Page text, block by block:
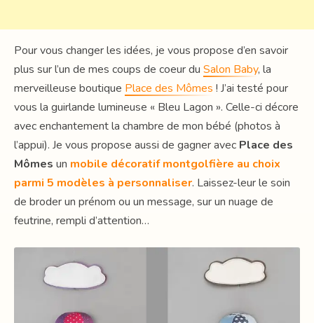
Pour vous changer les idées, je vous propose d’en savoir
plus sur l’un de mes coups de coeur du Salon Baby, la
merveilleuse boutique Place des Mômes ! J’ai testé pour
vous la guirlande lumineuse « Bleu Lagon ». Celle-ci décore
avec enchantement la chambre de mon bébé (photos à
l’appui). Je vous propose aussi de gagner avec Place des
Mômes un mobile décoratif montgolfière au choix
parmi 5 modèles à personnaliser. Laissez-leur le soin
de broder un prénom ou un message, sur un nuage de
feutrine, rempli d’attention…